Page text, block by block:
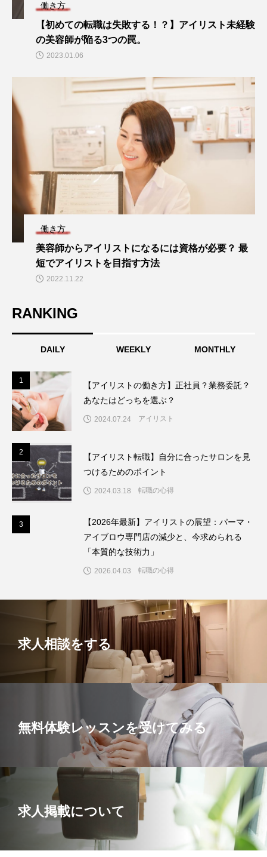
働き方
【初めての転職は失敗する！？】アイリスト未経験
の美容師が陥る3つの罠。
2023.01.06
働き方
美容師からアイリストになるには資格が必要？ 最
短でアイリストを目指す方法
2022.11.22
RANKING
DAILY WEEKLY MONTHLY
1
【アイリストの働き方】正社員？業務委託？
あなたはどっちを選ぶ？
2024.07.24 アイリスト
2
【アイリスト転職】自分に合ったサロンを見
つけるためのポイント
2024.03.18 転職の心得
3
【2026年最新】アイリストの展望：パーマ・
アイブロウ専門店の減少と、今求められる
「本質的な技術力」
2026.04.03 転職の心得
求人相談をする
無料体験レッスンを受けてみる
求人掲載について